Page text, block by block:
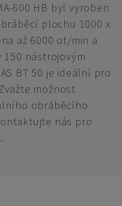
600 HB byl vyroben
plochu 1000 x
až 6000 ot/min a
nástrojovým
BT 50 je ideální pro
možnost
obráběcího
nás pro